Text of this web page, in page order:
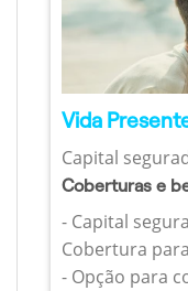
Vida
Capital
Coberturas e
- Capital
Cobertura
- Opção para